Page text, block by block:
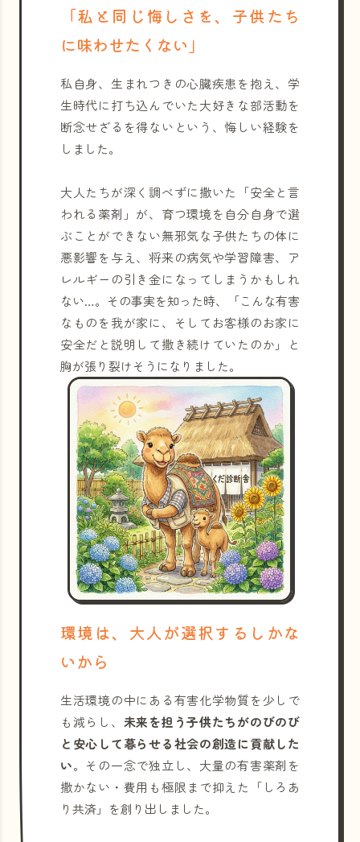
「私と同じ悔しさを、子供たち
に味わせたくない」
私自身、生まれつきの心臓疾患を抱え、学
生時代に打ち込んでいた大好きな部活動を
断念せざるを得ないという、悔しい経験を
しました。
大人たちが深く調べずに撒いた「安全と言
われる薬剤」が、育つ環境を自分自身で選
ぶことができない無邪気な子供たちの体に
悪影響を与え、将来の病気や学習障害、ア
レルギーの引き金になってしまうかもしれ
ない…。その事実を知った時、「こんな有害
なものを我が家に、そしてお客様のお家に
安全だと説明して撒き続けていたのか」と
胸が張り裂けそうになりました。
環境は、大人が選択するしかな
いから
生活環境の中にある有害化学物質を少しで
も減らし、 未来を担う子供たちがのびのび
と安心して暮らせる社会の創造に貢献した
い。その一念で独立し、大量の有害薬剤を
撒かない・費用も極限まで抑えた「しろあ
り共済」を創り出しました。